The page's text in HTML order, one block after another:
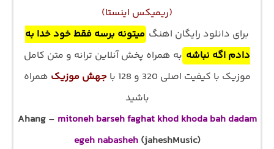
(ریمیکس اینستا)
برای دانلود رایگان اهنگ میتونه برسه فقط خود خدا به
دادم اگه نباشه به همراه پخش آنلاین ترانه و متن کامل
موزیک با کیفیت اصلی 320 و 128 با
جهش موزیک همراه
باشید
Ahang – mitoneh barseh faghat khod khoda bah dadam
egeh nabasheh(jaheshMusic)